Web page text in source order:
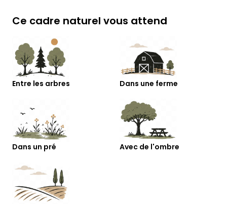
Ce cadre naturel vous attend
Entre les arbres Dans une ferme
Dans un pré Avec de l'ombre